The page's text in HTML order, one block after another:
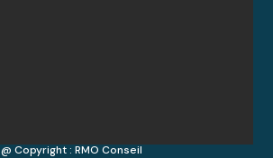
@ Copyright : RMO Conseil